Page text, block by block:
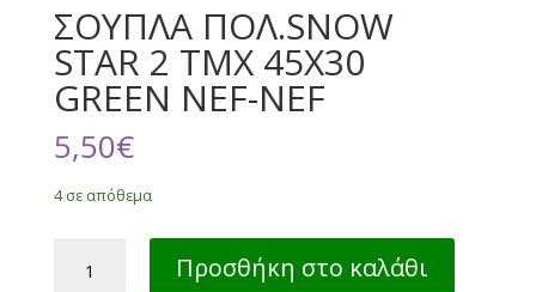
ΣΟΥΠΛΑ ΠΟΛ.SNOW
STAR 2 TMX 45X30
GREEN NEF-NEF
5,50€
4 σε απόθεμα
ΠΟΛ.SNOW
Προσθήκη στο καλάθι